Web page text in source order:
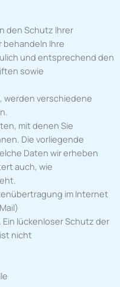
den Schutz Ihrer
behandeln Ihre
und entsprechend den
sowie
werden verschiedene
mit denen Sie
Die vorliegende
Daten wir erheben
auch, wie
im Internet
lückenloser Schutz der
nicht